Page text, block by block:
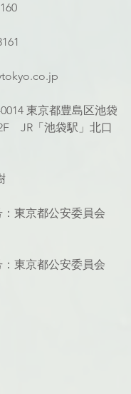
東京都豊島区池袋
　JR「池袋駅」北口
東京都公安委員会
東京都公安委員会